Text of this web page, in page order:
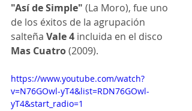
"Así de Simple" (La Moro), fue uno
de los éxitos de la agrupación
salteña Vale 4 incluida en el disco
Mas Cuatro (2009).
https://www.youtube.com/watch?
v=N76GOwl-yT4&list=RDN76GOwl-
yT4&start_radio=1